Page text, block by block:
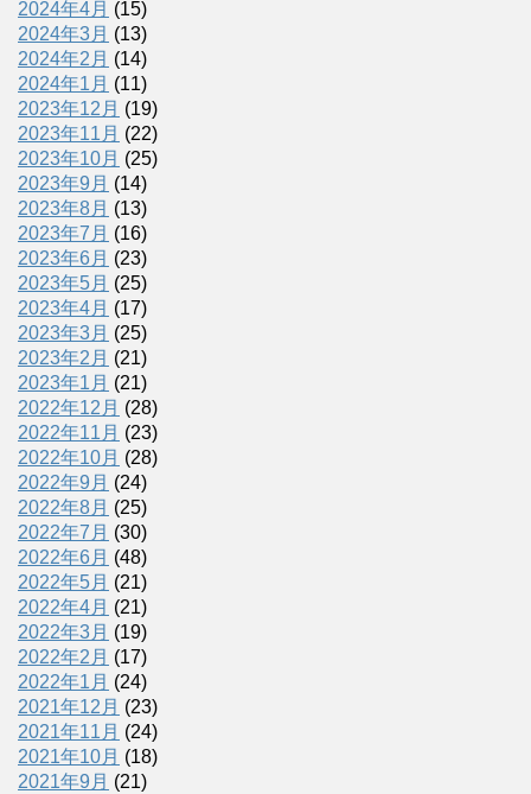
2024年4月 (15)
2024年3月 (13)
2024年2月 (14)
2024年1月 (11)
2023年12月 (19)
2023年11月 (22)
2023年10月 (25)
2023年9月 (14)
2023年8月 (13)
2023年7月 (16)
2023年6月 (23)
2023年5月 (25)
2023年4月 (17)
2023年3月 (25)
2023年2月 (21)
2023年1月 (21)
2022年12月 (28)
2022年11月 (23)
2022年10月 (28)
2022年9月 (24)
2022年8月 (25)
2022年7月 (30)
2022年6月 (48)
2022年5月 (21)
2022年4月 (21)
2022年3月 (19)
2022年2月 (17)
2022年1月 (24)
2021年12月 (23)
2021年11月 (24)
2021年10月 (18)
2021年9月 (21)